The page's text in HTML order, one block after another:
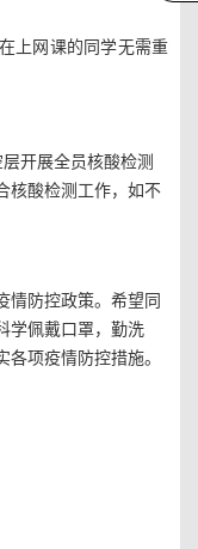
上网课的同学无需重
开展全员核酸检测
核酸检测工作，如不
情防控政策。希望同
学佩戴口罩，勤洗
项疫情防控措施。